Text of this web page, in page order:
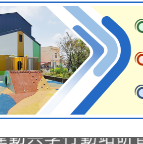
學年度第2次